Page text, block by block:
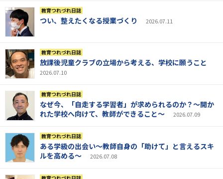
教育つれづれ日誌
つい、整えたくなる授業づくり 2026.07.11
教育つれづれ日誌
放課後児童クラブの立場から考える、学校に願うこと
2026.07.10
教育つれづれ日誌
なぜ今、「自走する学習者」が求められるのか？～開か
れた学校へ向けて、教師ができること～
2026.07.09
教育つれづれ日誌
ある学級の出会い～教師自身の「助けて」と言えるスキ
ルを高める～
2026.07.08